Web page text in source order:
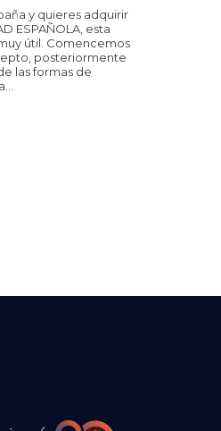
y quieres adquirir
ESPAÑOLA, esta
útil. Comencemos
posteriormente
las formas de